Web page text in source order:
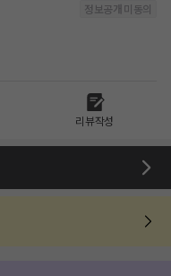
정보공개 미동의
리뷰작성